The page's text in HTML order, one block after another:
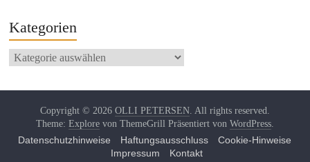
Kategorien
Copyright © 2026 OLLI PETERSEN. All rights reserved.
Theme: Explorevon ThemeGrill Präsentiert von WordPress.
Datenschutzhinweise Haftungsausschluss
Cookie-Hinweise
Impressum
Kontakt